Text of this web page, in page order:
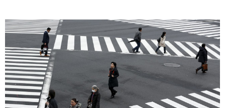
Фото/Видео
Разделы
Люди
Блог
Популярные статьи
Японский язык official SNS